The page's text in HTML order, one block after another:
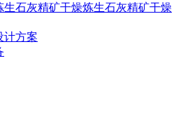
石灰精矿干燥炼生石灰精矿干燥
计方案